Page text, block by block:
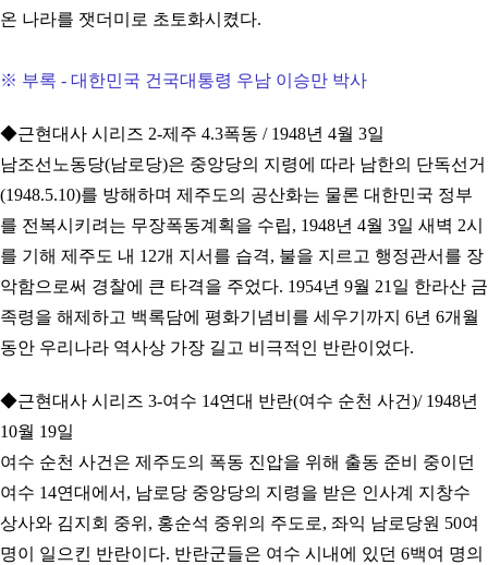
온 나라를 잿더미로 초토화시켰다.
※ 부록 - 대한민국 건국대통령 우남 이승만 박사
◆근현대사 시리즈 2-제주 4.3폭동 / 1948년 4월 3일
남조선노동당(남로당)은 중앙당의 지령에 따라 남한의 단독선거
(1948.5.10)를 방해하며 제주도의 공산화는 물론 대한민국 정부
를 전복시키려는 무장폭동계획을 수립, 1948년 4월 3일 새벽 2시
를 기해 제주도 내 12개 지서를 습격, 불을 지르고 행정관서를 장
악함으로써 경찰에 큰 타격을 주었다. 1954년 9월 21일 한라산 금
족령을 해제하고 백록담에 평화기념비를 세우기까지 6년 6개월
동안 우리나라 역사상 가장 길고 비극적인 반란이었다.
◆근현대사 시리즈 3-여수 14연대 반란(여수 순천 사건)/ 1948년
10월 19일
여수 순천 사건은 제주도의 폭동 진압을 위해 출동 준비 중이던
여수 14연대에서, 남로당 중앙당의 지령을 받은 인사계 지창수
상사와 김지회 중위, 홍순석 중위의 주도로, 좌익 남로당원 50여
명이 일으킨 반란이다. 반란군들은 여수 시내에 있던 6백여 명의